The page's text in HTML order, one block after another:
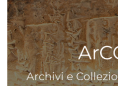
Archivi e